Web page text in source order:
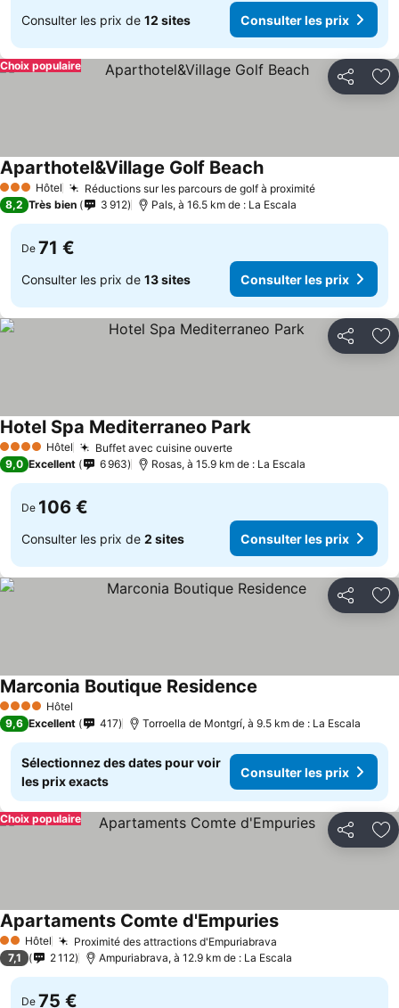
Consulter les prix de 12 sites Consulter les prix
Partager
Choix populaire
3 ÉtoilesHôtel Réductions sur les parcours de golf à proximitéConsulter
Aparthotel&Village Golf BeachConsulter les prix
8,2 Très bien 3 912 Pals, à 16.5 km de : La Escala
De 71 €
Consulter les prix de 13 sites Consulter les prix
Partager
4 Étoiles Hôtel Buffet avec cuisine ouverteConsulter les prix
Hotel Spa Mediterraneo ParkConsulter les prix
9,0 Excellent 6 963 Rosas, à 15.9 km de : La Escala
De 106 €
Consulter les prix de 2 sites Consulter les prix
Partager
4 Étoiles Hôtel
Marconia Boutique Residence
9,6 Excellent 417 Torroella de Montgrí, à 9.5 km de : La Escala
Sélectionnez des dates pour voir
les prix exacts
Consulter les prix
Partager
Choix populaire
2 Étoiles
Hôtel Proximité des attractions d'Empuriabrava
Apartaments Comte d'EmpuriesConsulter les prix
7,1 2 112 Ampuriabrava, à 12.9 km de : La Escala
De 75 €